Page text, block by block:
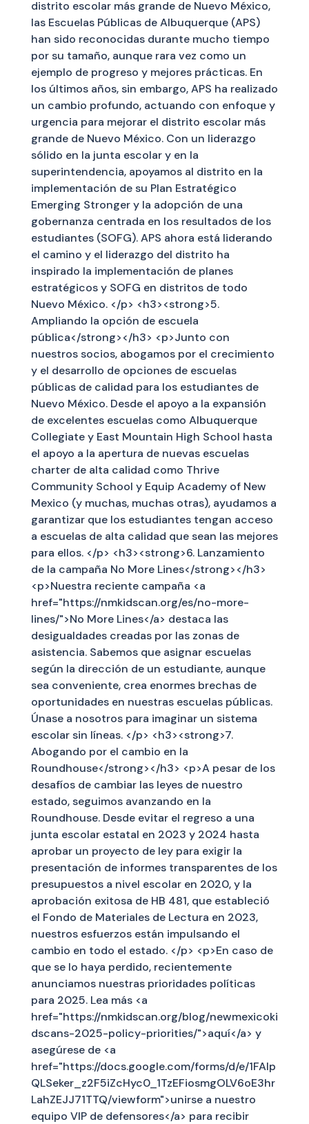
distrito escolar más grande de Nuevo México,
las Escuelas Públicas de Albuquerque (APS)
han sido reconocidas durante mucho tiempo
por su tamaño, aunque rara vez como un
ejemplo de progreso y mejores prácticas. En
los últimos años, sin embargo, APS ha realizado
un cambio profundo, actuando con enfoque y
urgencia para mejorar el distrito escolar más
grande de Nuevo México. Con un liderazgo
sólido en la junta escolar y en la
superintendencia, apoyamos al distrito en la
implementación de su Plan Estratégico
Emerging Stronger y la adopción de una
gobernanza centrada en los resultados de los
estudiantes (SOFG). APS ahora está liderando
el camino y el liderazgo del distrito ha
inspirado la implementación de planes
estratégicos y SOFG en distritos de todo
Nuevo México. </p> <h3><strong>5.
Ampliando la opción de escuela
pública</strong></h3> <p>Junto con
nuestros socios, abogamos por el crecimiento
y el desarrollo de opciones de escuelas
públicas de calidad para los estudiantes de
Nuevo México. Desde el apoyo a la expansión
de excelentes escuelas como Albuquerque
Collegiate y East Mountain High School hasta
el apoyo a la apertura de nuevas escuelas
charter de alta calidad como Thrive
Community School y Equip Academy of New
Mexico (y muchas, muchas otras), ayudamos a
garantizar que los estudiantes tengan acceso
a escuelas de alta calidad que sean las mejores
para ellos. </p> <h3><strong>6. Lanzamiento
de la campaña No More Lines</strong></h3>
<p>Nuestra reciente campaña <a
href="https://nmkidscan.org/es/no-more-
lines/">No More Lines</a> destaca las
desigualdades creadas por las zonas de
asistencia. Sabemos que asignar escuelas
según la dirección de un estudiante, aunque
sea conveniente, crea enormes brechas de
oportunidades en nuestras escuelas públicas.
Únase a nosotros para imaginar un sistema
escolar sin líneas. </p> <h3><strong>7.
Abogando por el cambio en la
Roundhouse</strong></h3> <p>A pesar de los
desafíos de cambiar las leyes de nuestro
estado, seguimos avanzando en la
Roundhouse. Desde evitar el regreso a una
junta escolar estatal en 2023 y 2024 hasta
aprobar un proyecto de ley para exigir la
presentación de informes transparentes de los
presupuestos a nivel escolar en 2020, y la
aprobación exitosa de HB 481, que estableció
el Fondo de Materiales de Lectura en 2023,
nuestros esfuerzos están impulsando el
cambio en todo el estado. </p> <p>En caso de
que se lo haya perdido, recientemente
anunciamos nuestras prioridades políticas
para 2025. Lea más <a
href="https://nmkidscan.org/blog/newmexicoki
dscans-2025-policy-priorities/">aquí</a> y
asegúrese de <a
href="https://docs.google.com/forms/d/e/1FAIp
QLSeker_z2F5iZcHyc0_1TzEFiosmgOLV6oE3hr
LahZEJJ71TTQ/viewform">unirse a nuestro
equipo VIP de defensores</a> para recibir